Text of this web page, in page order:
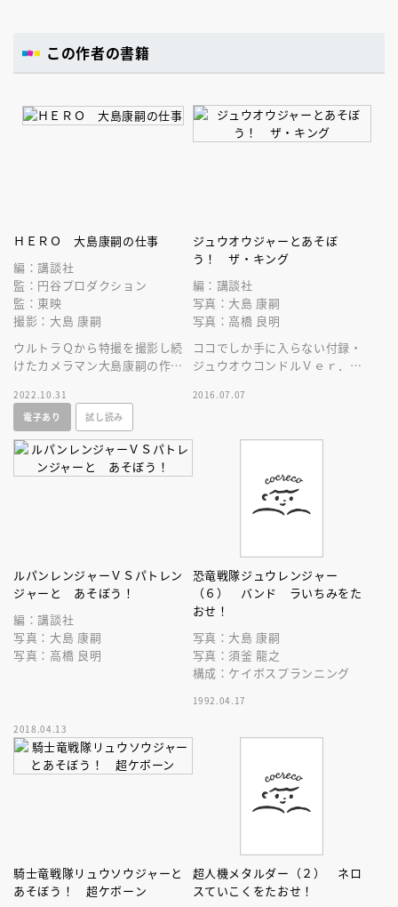
この作者の書籍
ＨＥＲＯ 大島康嗣の仕事
編：講談社
監：円谷プロダクション
監：東映
撮影：大島 康嗣
ウルトラＱから特撮を撮影し続
けたカメラマン大島康嗣の作品
2022.10.31
電子あり
試し読み
ジュウオウジャーとあそぼ
う！ ザ・キング
編：講談社
写真：大島 康嗣
写真：高橋 良明
ココでしか手に入らない付録・
ジュウオウコンドルＶｅｒ．と
っぱいのえほんだ！
2016.07.07
ルパンレンジャーＶＳパトレン
ジャーと あそぼう！
編：講談社
写真：大島 康嗣
写真：高橋 良明
2018.04.13
恐竜戦隊ジュウレンジャー
（６） バンド ラいちみをた
おせ！
写真：大島 康嗣
写真：須釜 龍之
構成：ケイボスプランニング
1992.04.17
騎士竜戦隊リュウソウジャーと
あそぼう！ 超ケボーン
超人機メタルダー（２） ネロ
スていこくをたおせ！